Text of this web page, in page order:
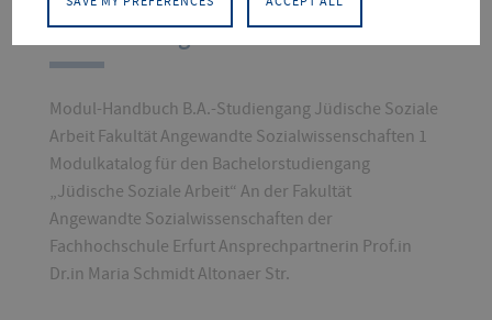
Modulkatalog
Modul-Handbuch B.A.-Studiengang Jüdische Soziale
Arbeit Fakultät Angewandte Sozialwissenschaften 1
Modulkatalog für den Bachelorstudiengang
„Jüdische Soziale Arbeit“ An der Fakultät
Angewandte Sozialwissenschaften der
Fachhochschule Erfurt Ansprechpartnerin Prof.in
Dr.in Maria Schmidt Altonaer Str.